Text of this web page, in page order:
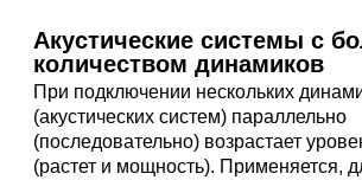
Акустические системы с
количеством динамиков
При подключении нескольких
(акустических систем) параллельно
(последовательно) возрастает
(растет и мощность). Применяется,